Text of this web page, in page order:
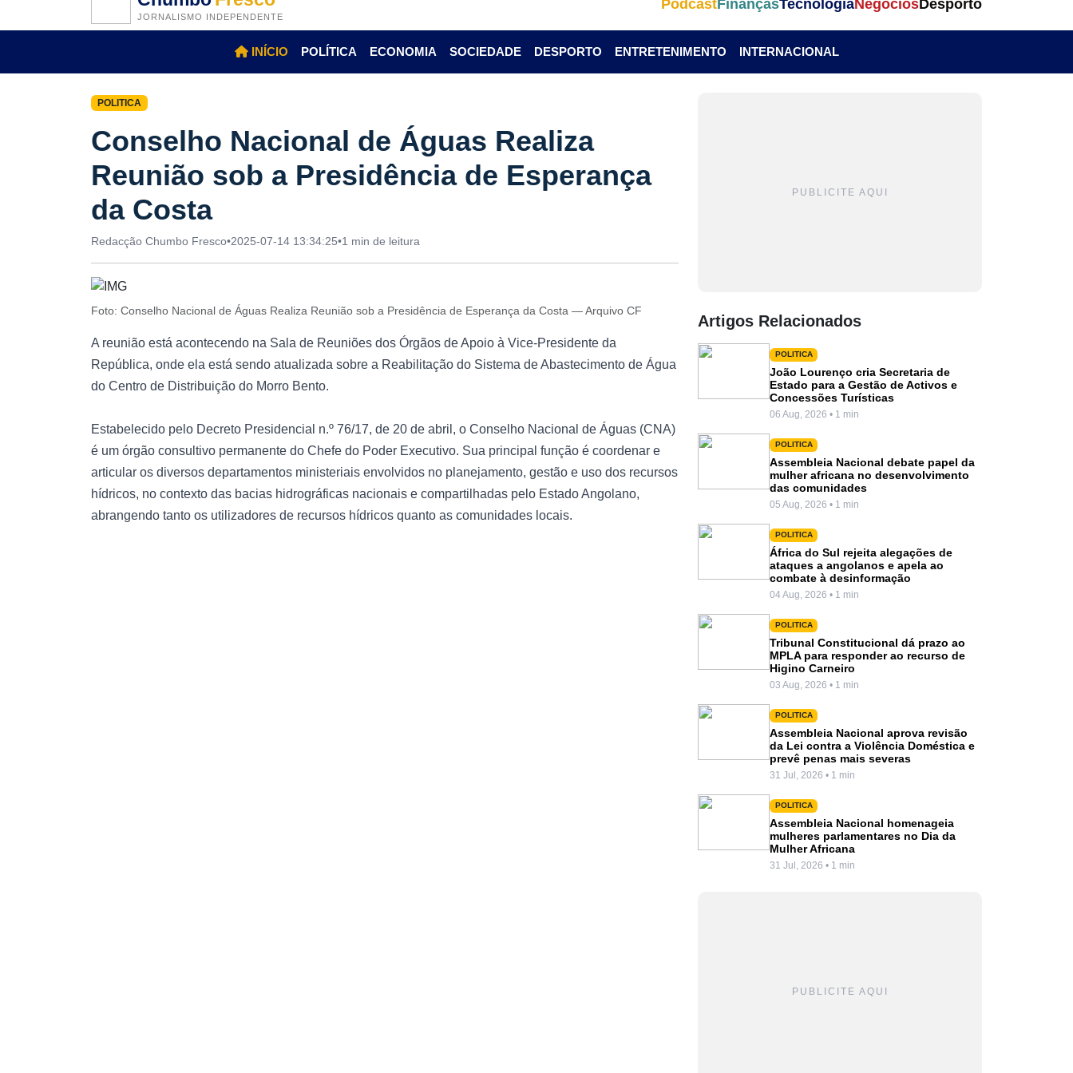
JORNALISMO INDEPENDENTE
PodcastFinançasTecnologiaNegóciosDesporto
INÍCIO POLÍTICA ECONOMIA SOCIEDADE DESPORTO ENTRETENIMENTO INTERNACIONAL
POLITICA
Conselho Nacional de Águas Realiza
Reunião sob a Presidência de Esperança
da Costa
Redacção Chumbo Fresco•2025-07-14 13:34:25•1 min de leitura
Foto: Conselho Nacional de Águas Realiza Reunião sob a Presidência de Esperança da Costa — Arquivo CF
A reunião está acontecendo na Sala de Reuniões dos Órgãos de Apoio à Vice-Presidente da
República, onde ela está sendo atualizada sobre a Reabilitação do Sistema de Abastecimento de Água
do Centro de Distribuição do Morro Bento.
Estabelecido pelo Decreto Presidencial n.º 76/17, de 20 de abril, o Conselho Nacional de Águas (CNA)
é um órgão consultivo permanente do Chefe do Poder Executivo. Sua principal função é coordenar e
articular os diversos departamentos ministeriais envolvidos no planejamento, gestão e uso dos recursos
hídricos, no contexto das bacias hidrográficas nacionais e compartilhadas pelo Estado Angolano,
abrangendo tanto os utilizadores de recursos hídricos quanto as comunidades locais.
PUBLICITE AQUI
Artigos Relacionados
POLITICA
João Lourenço cria Secretaria de
Estado para a Gestão de Activos e
Concessões Turísticas
06 Aug, 2026 • 1 min
POLITICA
Assembleia Nacional debate papel da
mulher africana no desenvolvimento
das comunidades
05 Aug, 2026 • 1 min
POLITICA
África do Sul rejeita alegações de
ataques a angolanos e apela ao
combate à desinformação
04 Aug, 2026 • 1 min
POLITICA
Tribunal Constitucional dá prazo ao
MPLA para responder ao recurso de
Higino Carneiro
03 Aug, 2026 • 1 min
POLITICA
Assembleia Nacional aprova revisão
da Lei contra a Violência Doméstica e
prevê penas mais severas
31 Jul, 2026 • 1 min
POLITICA
Assembleia Nacional homenageia
mulheres parlamentares no Dia da
Mulher Africana
31 Jul, 2026 • 1 min
PUBLICITE AQUI